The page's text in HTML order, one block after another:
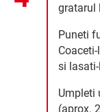
gratarul
Puneti
si
Umpleti
(aprox.